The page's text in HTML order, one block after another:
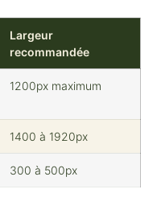
Largeur
recommandée
1200px maximum
1400 à 1920px
300 à 500px